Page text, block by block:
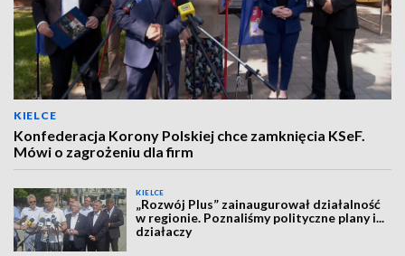
KIELCE
Konfederacja Korony Polskiej chce zamknięcia KSeF.
Mówi o zagrożeniu dla firm
KIELCE
„Rozwój Plus” zainaugurował działalność
w regionie. Poznaliśmy polityczne plany i...
działaczy